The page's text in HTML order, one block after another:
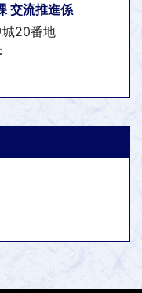
交流推進係
20番地